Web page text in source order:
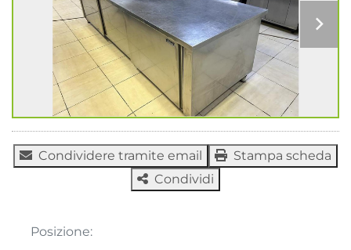
Condividere tramite email
Stampa scheda
Condividi
Posizione: